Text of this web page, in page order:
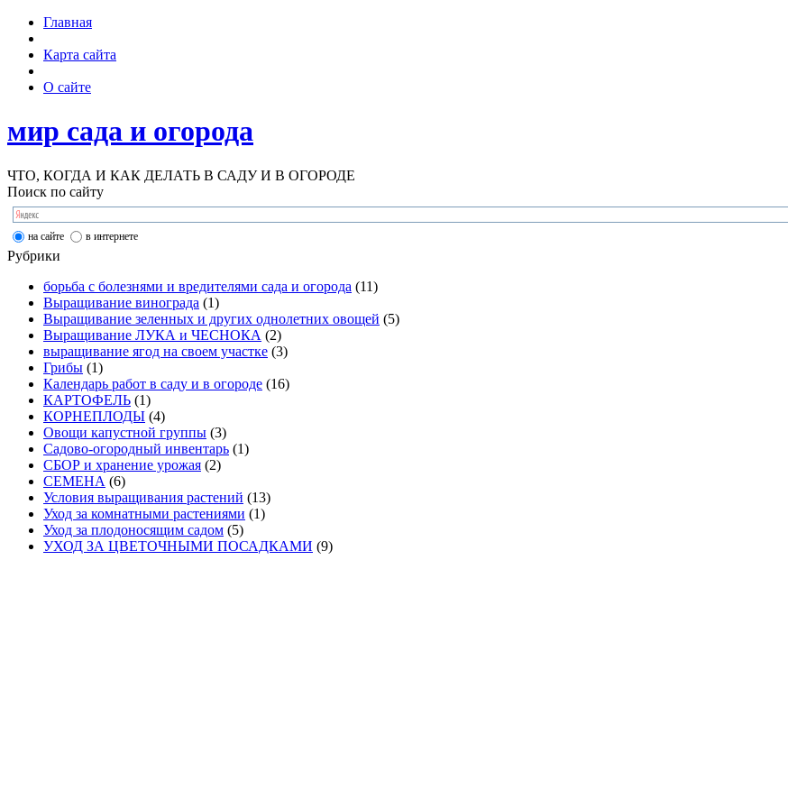
Главная
Карта сайта
О сайте
мир сада и огорода
ЧТО, КОГДА И КАК ДЕЛАТЬ В САДУ И В ОГОРОДЕ
Поиск по сайту
на сайте в интернете
Рубрики
борьба с болезнями и вредителями сада и огорода (11)
Выращивание винограда (1)
Выращивание зеленных и других однолетних овощей (5)
Выращивание ЛУКА и ЧЕСНОКА (2)
выращивание ягод на своем участке (3)
Грибы (1)
Календарь работ в саду и в огороде (16)
КАРТОФЕЛЬ (1)
КОРНЕПЛОДЫ (4)
Овощи капустной группы (3)
Садово-огородный инвентарь (1)
СБОР и хранение урожая (2)
СЕМЕНА (6)
Условия выращивания растений (13)
Уход за комнатными растениями (1)
Уход за плодоносящим садом (5)
УХОД ЗА ЦВЕТОЧНЫМИ ПОСАДКАМИ (9)